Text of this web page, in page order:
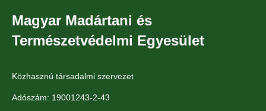
Magyar Madártani és
Természetvédelmi Egyesület
Közhasznú társadalmi szervezet
Adószám: 19001243-2-43